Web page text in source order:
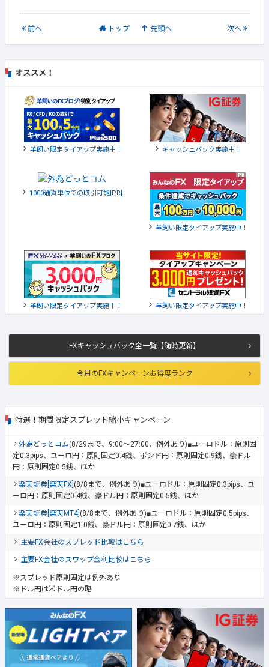
前へ トップ 先頭へ 次へ
FXキャッシュバック全一覧【随時更新】
今月のFXキャンペーンお得度ランク
特選！期間限定スプレッド縮小キャンペーン
外為どっとコム(8/29まで、9:00～27:00、例外あり)■ユーロドル：原則固
定0.3pips、ユーロ円：原則固定0.4銭、ポンド円：原則固定0.9銭、豪ドル
円：原則固定0.5銭、ほか
楽天証券[楽天FX] (8/8まで、例外あり)■ユーロドル：原則固定0.3pips、ユ
ーロ円：原則固定0.4銭、豪ドル円：原則固定0.5銭、ほか
楽天証券[楽天MT4] (8/8まで、例外あり)■ユーロドル：原則固定0.5pips、
ユーロ円：原則固定1.0銭、豪ドル円：原則固定0.7銭、ほか
主要FX会社のスプレッド比較はこちら
主要FX会社のスワップ金利比較はこちら
※スプレッド原則固定は例外あり
※ドル円は米ドル円の略
オススメ！
羊飼い限定タイアップ実施中！ キャッシュバック実施中！
1000通貨単位での取引可能[PR]
羊飼い限定タイアップ実施中！
羊飼い限定タイアップ実施中！ 羊飼い限定タイアップ実施中！